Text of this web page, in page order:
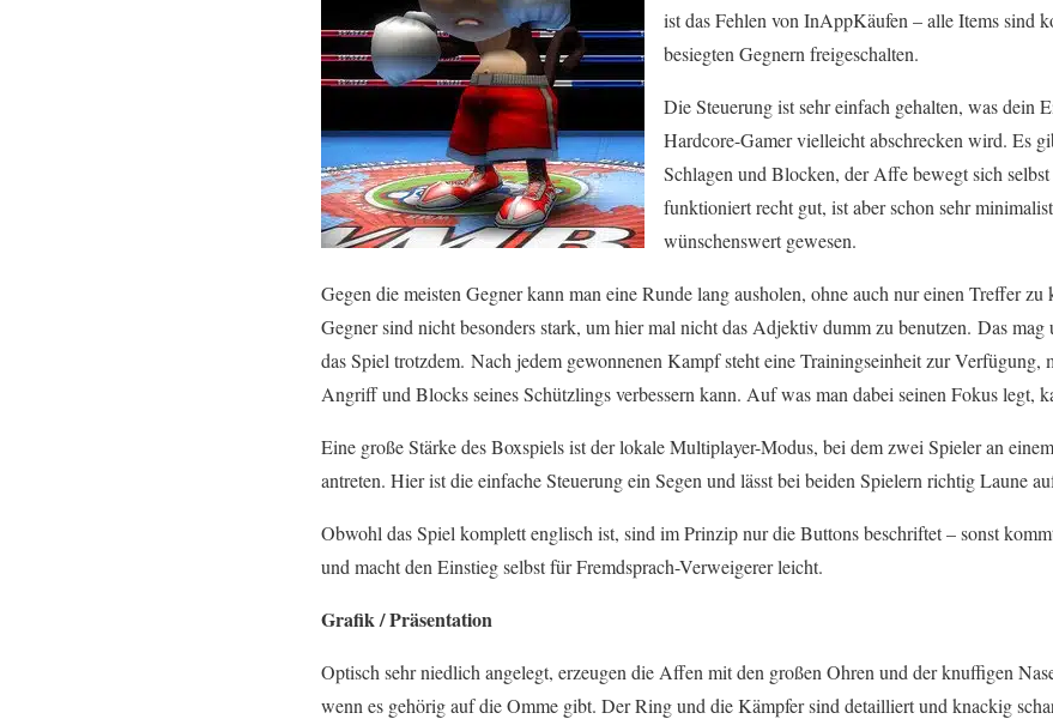
ist das Fehlen von InAppKäufen – alle Items sind
besiegten Gegnern freigeschalten.
Die Steuerung ist sehr einfach gehalten, was dein
Hardcore-Gamer vielleicht abschrecken wird. Es
Schlagen und Blocken, der Affe bewegt sich
funktioniert recht gut, ist aber schon sehr
wünschenswert gewesen.
Gegen die meisten Gegner kann man eine Runde lang ausholen, ohne auch nur einen Treffer zu
Gegner sind nicht besonders stark, um hier mal nicht das Adjektiv dumm zu benutzen. Das mag
das Spiel trotzdem. Nach jedem gewonnenen Kampf steht eine Trainingseinheit zur Verfügung,
Angriff und Blocks seines Schützlings verbessern kann. Auf was man dabei seinen Fokus legt,
Eine große Stärke des Boxspiels ist der lokale Multiplayer-Modus, bei dem zwei Spieler an
antreten. Hier ist die einfache Steuerung ein Segen und lässt bei beiden Spielern richtig Laune
Obwohl das Spiel komplett englisch ist, sind im Prinzip nur die Buttons beschriftet – sonst
und macht den Einstieg selbst für Fremdsprach-Verweigerer leicht.
Grafik / Präsentation
Optisch sehr niedlich angelegt, erzeugen die Affen mit den großen Ohren und der knuffigen
wenn es gehörig auf die Omme gibt. Der Ring und die Kämpfer sind detailliert und knackig